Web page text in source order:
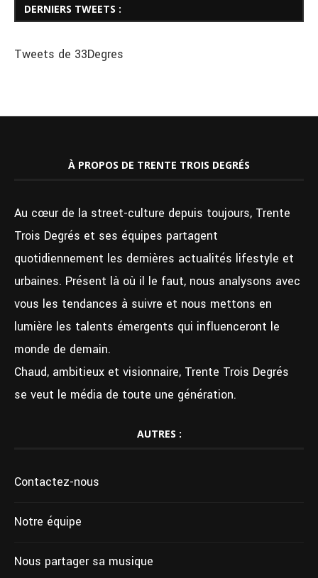
DERNIERS TWEETS :
Tweets de 33Degres
À PROPOS DE TRENTE TROIS DEGRÉS
Au cœur de la street-culture depuis toujours, Trente
Trois Degrés et ses équipes partagent
quotidiennement les dernières actualités lifestyle et
urbaines. Présent là où il le faut, nous analysons avec
vous les tendances à suivre et nous mettons en
lumière les talents émergents qui influenceront le
monde de demain.
Chaud, ambitieux et visionnaire, Trente Trois Degrés
se veut le média de toute une génération.
AUTRES :
Contactez-nous
Notre équipe
Nous partager sa musique